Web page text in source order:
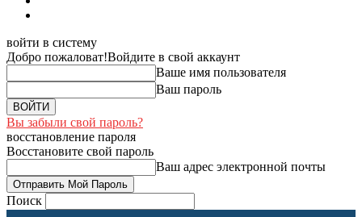
войти в систему
Добро пожаловат!Войдите в свой аккаунт
Ваше имя пользователя
Ваш пароль
Вы забыли свой пароль?
восстановление пароля
Восстановите свой пароль
Ваш адрес электронной почты
Поиск